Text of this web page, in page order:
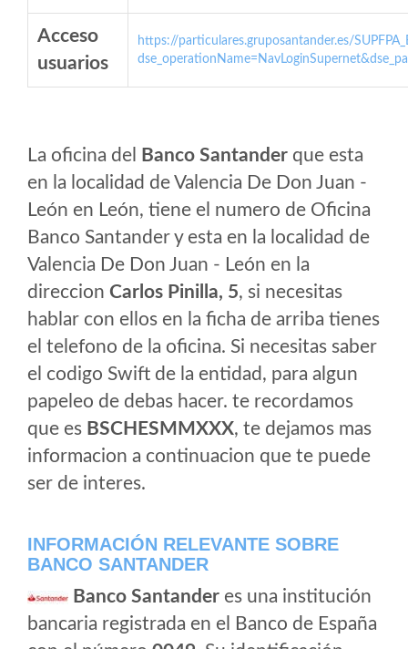
Acceso
usuarios
https://particulares.gruposantander.es/
La oficina del Banco Santander que esta
en la localidad de Valencia De Don Juan -
León en León, tiene el numero de Oficina
Banco Santander y esta en la localidad de
Valencia De Don Juan - León en la
direccion Carlos Pinilla, 5, si necesitas
hablar con ellos en la ficha de arriba tienes
el telefono de la oficina. Si necesitas saber
el codigo Swift de la entidad, para algun
papeleo de debas hacer. te recordamos
que es BSCHESMMXXX, te dejamos mas
informacion a continuacion que te puede
ser de interes.
INFORMACIÓN RELEVANTE SOBRE
BANCO SANTANDER
Banco Santander es una institución
bancaria registrada en el Banco de España